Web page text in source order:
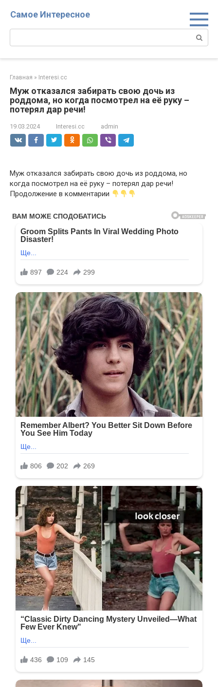
Самое Интересное
Поиск:
Главная » Interesi.cc
Муж отказался забирать свою дочь из
роддома, но когда посмотрел на её руку –
потерял дар речи!
19.03.2024 Interesi.cc admin
Муж отказался забирать свою дочь из роддома, но
когда посмотрел на её руку – потерял дар речи!
Продолжение в комментарии